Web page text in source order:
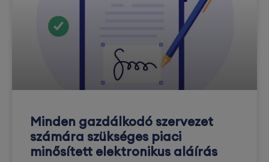
Minden gazdálkodó szervezet
számára szükséges piaci
minősített elektronikus aláírás